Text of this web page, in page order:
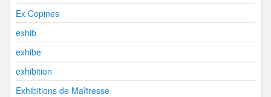
Ex Copines
exhib
exhibe
exhibition
Exhibitions de Maîtresse